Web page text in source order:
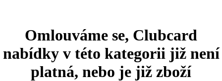
Omlouváme se, Clubcard
nabídky v této kategorii již není
platná, nebo je již zboží